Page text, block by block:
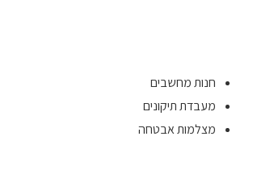
חנות מחשבים
מעבדת תיקונים
מצלמות אבטחה